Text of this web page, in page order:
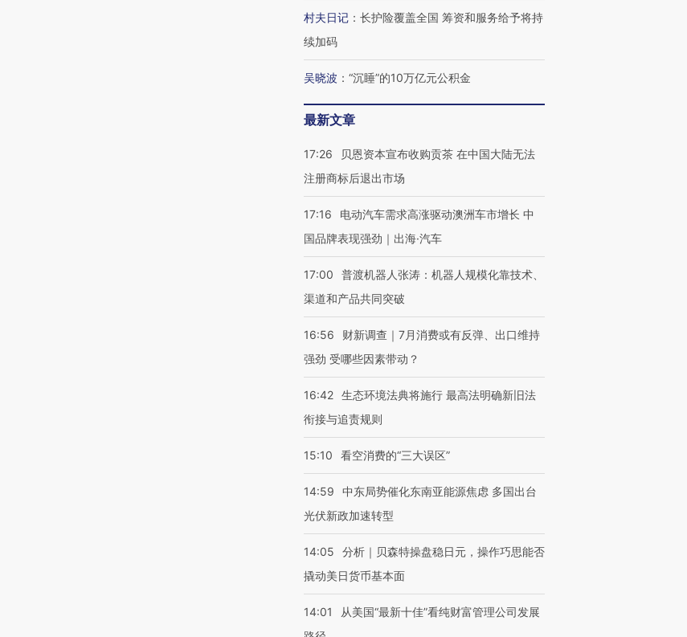
村夫日记 ： 长护险覆盖全国 筹资和服务给予将持
续加码
吴晓波 ： “沉睡”的10万亿元公积金
最新文章
17:26
贝恩资本宣布收购贡茶 在中国大陆无法
注册商标后退出市场
17:16
电动汽车需求高涨驱动澳洲车市增长 中
国品牌表现强劲｜出海·汽车
17:00
普渡机器人张涛：机器人规模化靠技术、
渠道和产品共同突破
16:56
财新调查｜7月消费或有反弹、出口维持
强劲 受哪些因素带动？
16:42 生态环境法典将施行 最高法明确新旧法
衔接与追责规则
15:10 看空消费的“三大误区”
14:59
中东局势催化东南亚能源焦虑 多国出台
光伏新政加速转型
14:05
分析｜贝森特操盘稳日元，操作巧思能否
撬动美日货币基本面
14:01
从美国“最新十佳”看纯财富管理公司发展